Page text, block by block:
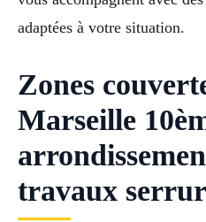
adaptées à votre situation.
Zones
Marseille
travaux